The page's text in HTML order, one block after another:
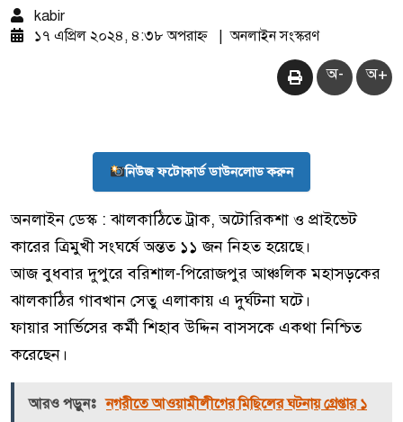
kabir
১৭ এপ্রিল ২০২৪, ৪:৩৮ অপরাহ্ন
| অনলাইন সংস্করণ
অ- অ+
নিউজ ফটোকার্ড ডাউনলোড করুন
অনলাইন ডেস্ক : ঝালকাঠিতে ট্রাক, অটোরিকশা ও প্রাইভেট
কারের ত্রিমুখী সংঘর্ষে অন্তত ১১ জন নিহত হয়েছে।
আজ বুধবার দুপুরে বরিশাল-পিরোজপুর আঞ্চলিক মহাসড়কের
ঝালকাঠির গাবখান সেতু এলাকায় এ দুর্ঘটনা ঘটে।
ফায়ার সার্ভিসের কর্মী শিহাব উদ্দিন বাসসকে একথা নিশ্চিত
করেছেন।
আরও পড়ুনঃ নগরীতে আওয়ামীলীগের মিছিলের ঘটনায় গ্রেপ্তার ১